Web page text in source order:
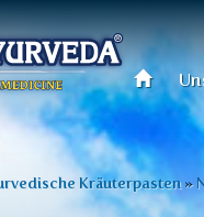
Kräuterpasten »